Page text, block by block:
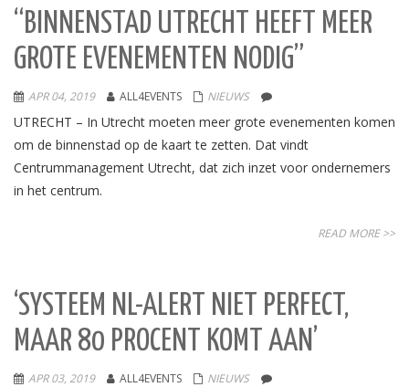
“BINNENSTAD UTRECHT HEEFT MEER
GROTE EVENEMENTEN NODIG”
APR 04, 2019 ALL4EVENTS NIEUWS
UTRECHT – In Utrecht moeten meer grote evenementen komen
om de binnenstad op de kaart te zetten. Dat vindt
Centrummanagement Utrecht, dat zich inzet voor ondernemers
in het centrum.
READ MORE >>
‘SYSTEEM NL-ALERT NIET PERFECT,
MAAR 80 PROCENT KOMT AAN’
APR 03, 2019 ALL4EVENTS NIEUWS